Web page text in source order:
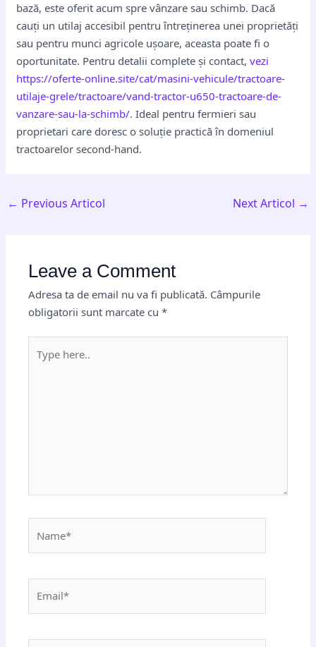
bază, este oferit acum spre vânzare sau schimb. Dacă
cauți un utilaj accesibil pentru întreținerea unei proprietăți
sau pentru munci agricole ușoare, aceasta poate fi o
oportunitate. Pentru detalii complete și contact,vezi
https://oferte-online.site/cat/masini-vehicule/tractoare-
utilaje-grele/tractoare/vand-tractor-u650-tractoare-de-
vanzare-sau-la-schimb/. Ideal pentru fermieri sau
proprietari care doresc o soluție practică în domeniul
tractoarelor second-hand.
← Previous Articol Next Articol →
Leave a Comment
Adresa ta de email nu va fi publicată. Câmpurile
obligatorii sunt marcate cu*
here..